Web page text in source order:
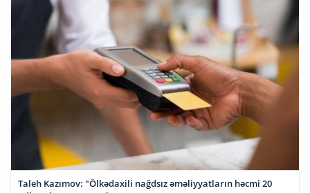
Taleh Kazımov: "Ölkədaxili nağdsız əməliyyatların həcmi 20